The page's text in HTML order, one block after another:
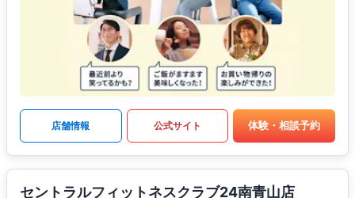
店舗情報 公式サイト 体験・相談予約
セントラルフィットネスクラブ24南青山店